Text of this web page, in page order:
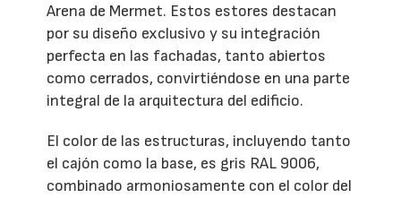
Arena de Mermet. Estos estores destacan
por su diseño exclusivo y su integración
perfecta en las fachadas, tanto abiertos
como cerrados, convirtiéndose en una parte
integral de la arquitectura del edificio.
El color de las estructuras, incluyendo tanto
el cajón como la base, es gris RAL 9006,
combinado armoniosamente con el color del